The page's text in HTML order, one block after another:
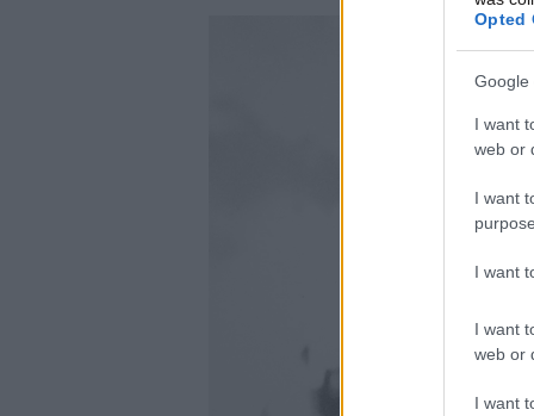
Opted
Google
I want
web or
I want
I want
I want
web or
I want